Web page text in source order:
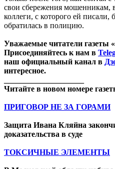
свои сбережения мошенникам,
коллеги, с которого ей писали,
обратилась в полицию.
Уважаемые читатели газеты
Присоединяйтесь к нам в
наш официальный канал в
интересное.
Читайте в новом номере
ПРИГОВОР НЕ ЗА ГОРАМИ
Защита Ивана Кляйна
доказательства в суде
ТОКСИЧНЫЕ ЭЛЕМЕНТЫ